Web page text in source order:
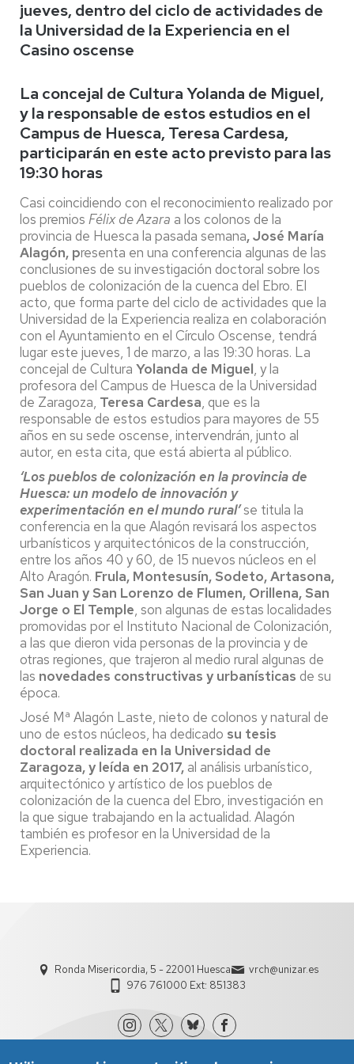
jueves, dentro del ciclo de actividades de
la Universidad de la Experiencia en el
Casino oscense
La concejal de Cultura Yolanda de Miguel,
y la responsable de estos estudios en el
Campus de Huesca, Teresa Cardesa,
participarán en este acto previsto para las
19:30 horas
Casi coincidiendo con el reconocimiento realizado por
los premios Félix de Azara a los colonos de la
provincia de Huesca la pasada semana, José María
Alagón, presenta en una conferencia algunas de las
conclusiones de su investigación doctoral sobre los
pueblos de colonización de la cuenca del Ebro. El
acto, que forma parte del ciclo de actividades que la
Universidad de la Experiencia realiza en colaboración
con el Ayuntamiento en el Círculo Oscense, tendrá
lugar este jueves, 1 de marzo, a las 19:30 horas. La
concejal de Cultura Yolanda de Miguel, y la
profesora del Campus de Huesca de la Universidad
de Zaragoza, Teresa Cardesa, que es la
responsable de estos estudios para mayores de 55
años en su sede oscense, intervendrán, junto al
autor, en esta cita, que está abierta al público.
‘Los pueblos de colonización en la provincia de
Huesca:un modelo de innovación y
experimentación en el mundo rural’se titula la
conferencia en la que Alagón revisará los aspectos
urbanísticos y arquitectónicos de la construcción,
entre los años 40 y 60, de 15 nuevos núcleos en el
Alto Aragón. Frula, Montesusín, Sodeto, Artasona,
San Juan y San Lorenzo de Flumen, Orillena, San
Jorge o El Temple, son algunas de estas localidades
promovidas por el Instituto Nacional de Colonización,
a las que dieron vida personas de la provincia y de
otras regiones, que trajeron al medio rural algunas de
las novedades constructivas y urbanísticas de su
época.
José Mª Alagón Laste, nieto de colonos y natural de
uno de estos núcleos, ha dedicado su tesis
doctoral realizada en la Universidad de
Zaragoza, y leída en 2017, al análisis urbanístico,
arquitectónico y artístico de los pueblos de
colonización de la cuenca del Ebro, investigación en
la que sigue trabajando en la actualidad. Alagón
también es profesor en la Universidad de la
Experiencia.
Ronda Misericordia, 5 - 22001 Huesca
vrch@unizar.es
976 761000 Ext: 851383